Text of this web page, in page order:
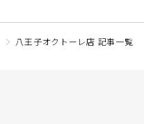
八王子オクトーレ店 記事一覧